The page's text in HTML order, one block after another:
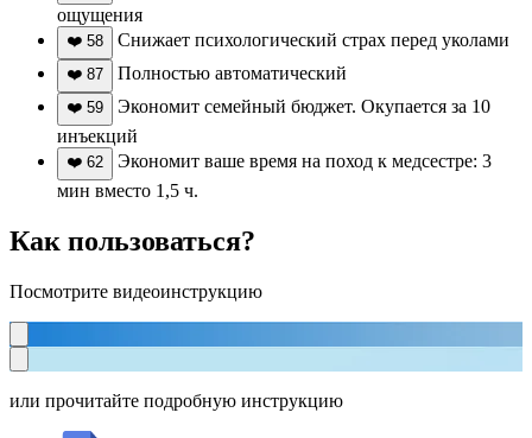
ощущения
❤️ 58 Снижает психологический страх перед уколами
❤️ 87 Полностью автоматический
❤️ 59
Экономит семейный бюджет. Окупается за 10
инъекций
❤️ 62
Экономит ваше время на поход к медсестре: 3
мин вместо 1,5 ч.
Как пользоваться?
Посмотрите видеоинструкцию
или прочитайте подробную инструкцию